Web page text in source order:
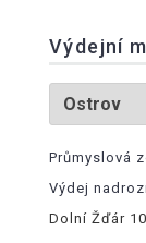
Výdejní
Průmyslová
Výdej
Dolní Žďár